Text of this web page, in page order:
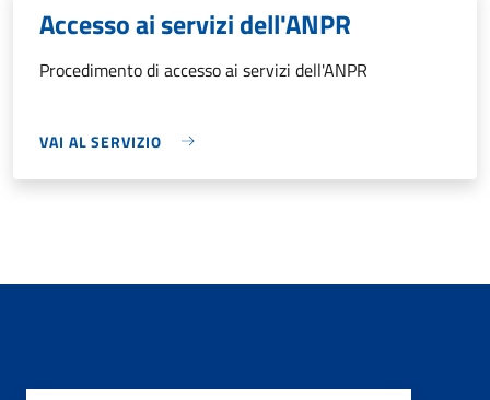
Accesso ai servizi dell'ANPR
Procedimento di accesso ai servizi dell'ANPR
VAI AL SERVIZIO